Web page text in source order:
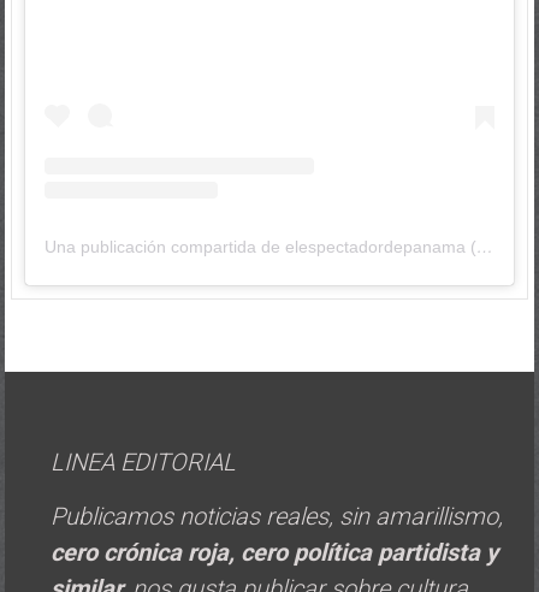
Una publicación compartida de elespectadordepanama (@elespectadordepanama)
LINEA EDITORIAL
Publicamos noticias reales, sin amarillismo,
cero crónica roja, cero política partidista y